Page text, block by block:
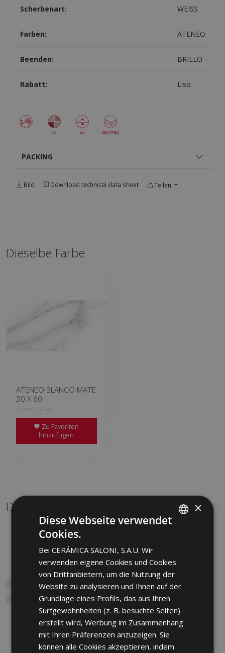
Scherbenart: WEISS
Farben: ATENEO
Beenden: BRILLO
Rabatt: Liso
PACKING
Bild Download technical data sheet Teilen
Dieselbe Farbe
ATENEO BLANCO MATE
30 X 60
GVY500 | 30x60
Zu Favoriten
hinzufügen
Dasselbe Format
ATENEO BLANCO MATE
GERMAN
PORTUGUESE
×
Diese Webseite verwendet
Cookies.
Bei CERÁMICA SALONI, S.A.U. Wir
verwenden eigene Cookies und Cookies
von Drittanbietern, um die Nutzung der
Website zu analysieren und Ihnen auf der
Grundlage eines Profils, das aus Ihren
Surfgewohnheiten (z. B. besuchte Seiten)
erstellt wird, Werbung im Zusammenhang
mit Ihren Präferenzen anzuzeigen. Sie
können alle Cookies akzeptieren, indem